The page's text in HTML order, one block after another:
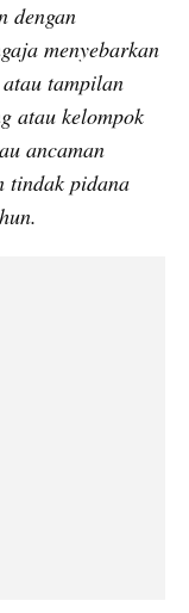
dengan
menyebarkan
tampilan
atau kelompok
ancaman
tindak pidana